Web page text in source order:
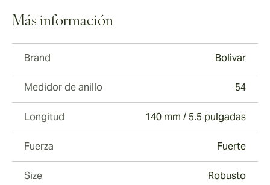
Más información
Brand Bolivar
Medidor de anillo 54
Longitud 140 mm / 5.5 pulgadas
Fuerza Fuerte
Size Robusto